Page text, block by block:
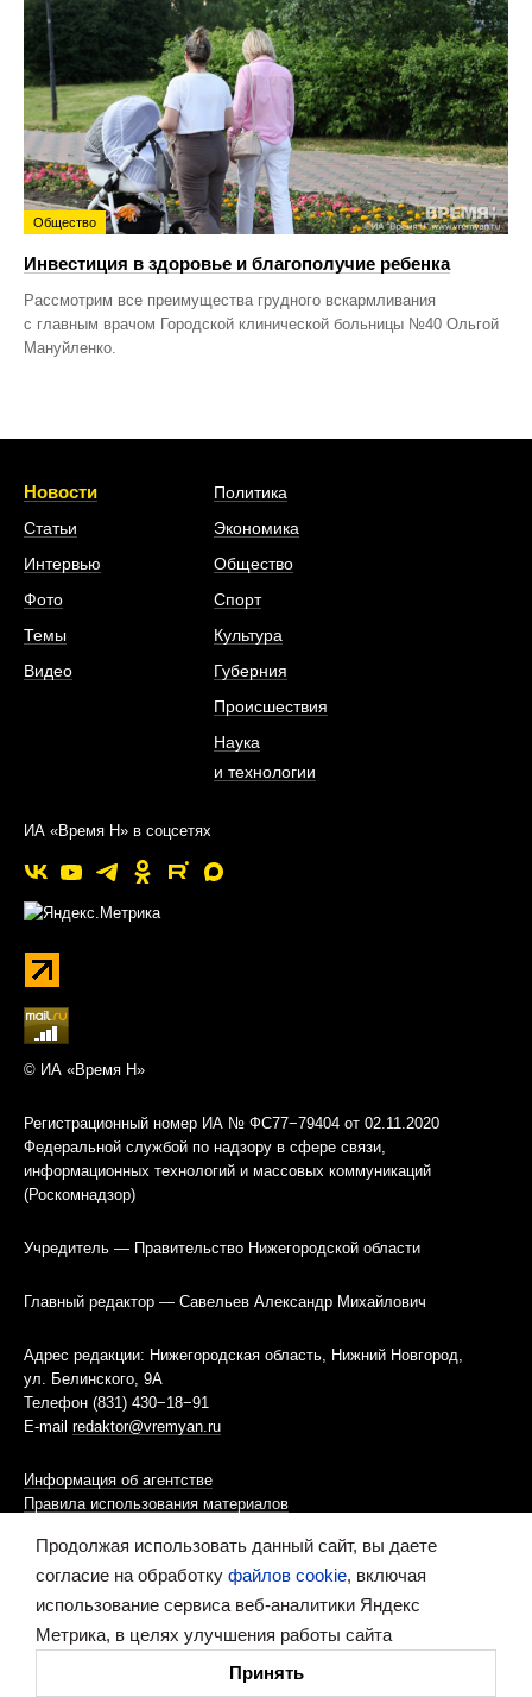
Общество
Инвестиция в здоровье и благополучие ребенка
Рассмотрим все преимущества грудного вскармливания
с главным врачом Городской клинической больницы №40 Ольгой
Мануйленко.
Новости
Статьи
Интервью
Фото
Темы
Видео
Политика
Экономика
Общество
Спорт
Культура
Губерния
Происшествия
Наука
и технологии
ИА «Время Н» в соцсетях
© ИА «Время Н»
Регистрационный номер ИА № ФС77−79404 от 02.11.2020
Федеральной службой по надзору в сфере связи,
информационных технологий и массовых коммуникаций
(Роскомнадзор)
Учредитель — Правительство Нижегородской области
Главный редактор — Савельев Александр Михайлович
Адрес редакции: Нижегородская область, Нижний Новгород,
ул. Белинского, 9А
Телефон (831) 430−18−91
E-mail redaktor@vremyan.ru
Информация об агентстве
Правила использования материалов
Информационная политика использования «cookies»-файлов
Ресурс содержит материалы 16+
Продолжая использовать данный сайт, вы даете
согласие на обработку файлов cookie, включая
использование сервиса веб-аналитики Яндекс
Метрика, в целях улучшения работы сайта
Принять